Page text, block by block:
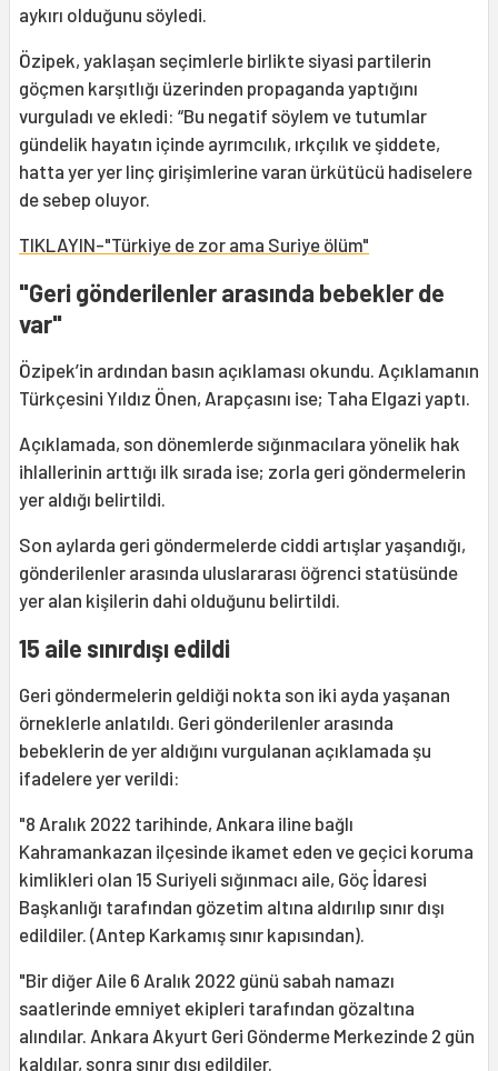
aykırı olduğunu söyledi.
Özipek, yaklaşan seçimlerle birlikte siyasi partilerin
göçmen karşıtlığı üzerinden propaganda yaptığını
vurguladı ve ekledi: “Bu negatif söylem ve tutumlar
gündelik hayatın içinde ayrımcılık, ırkçılık ve şiddete,
hatta yer yer linç girişimlerine varan ürkütücü hadiselere
de sebep oluyor.
TIKLAYIN-"Türkiye de zor ama Suriye ölüm"
"Geri gönderilenler arasında bebekler de
var"
Özipek’in ardından basın açıklaması okundu. Açıklamanın
Türkçesini Yıldız Önen, Arapçasını ise; Taha Elgazi yaptı.
Açıklamada, son dönemlerde sığınmacılara yönelik hak
ihlallerinin arttığı ilk sırada ise; zorla geri göndermelerin
yer aldığı belirtildi.
Son aylarda geri göndermelerde ciddi artışlar yaşandığı,
gönderilenler arasında uluslararası öğrenci statüsünde
yer alan kişilerin dahi olduğunu belirtildi.
15 aile sınırdışı edildi
Geri göndermelerin geldiği nokta son iki ayda yaşanan
örneklerle anlatıldı. Geri gönderilenler arasında
bebeklerin de yer aldığını vurgulanan açıklamada şu
ifadelere yer verildi:
"8 Aralık 2022 tarihinde, Ankara iline bağlı
Kahramankazan ilçesinde ikamet eden ve geçici koruma
kimlikleri olan 15 Suriyeli sığınmacı aile, Göç İdaresi
Başkanlığı tarafından gözetim altına aldırılıp sınır dışı
edildiler. (Antep Karkamış sınır kapısından).
"Bir diğer Aile 6 Aralık 2022 günü sabah namazı
saatlerinde emniyet ekipleri tarafından gözaltına
alındılar. Ankara Akyurt Geri Gönderme Merkezinde 2 gün
kaldılar, sonra sınır dışı edildiler.